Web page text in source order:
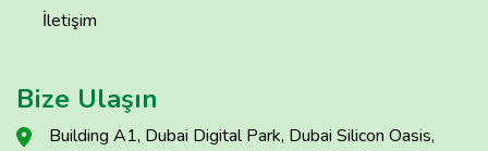
İletişim
Bize Ulaşın
Building A1, Dubai Digital Park, Dubai Silicon Oasis,